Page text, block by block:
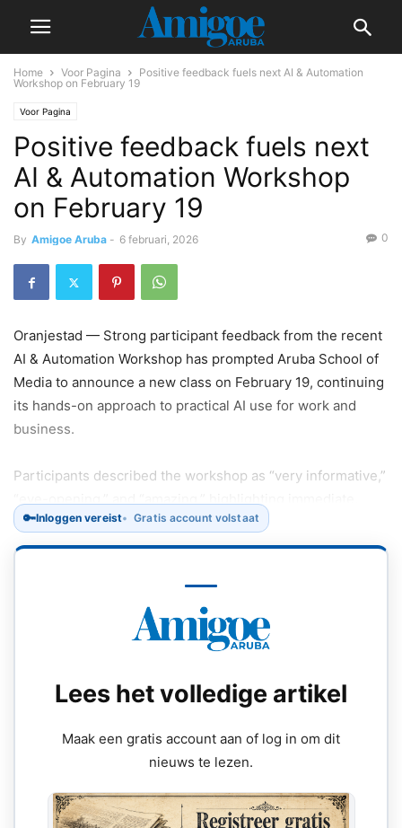
Home Voor Pagina
Positive feedback fuels next AI & Automation
Workshop on February 19
Voor Pagina
Positive feedback fuels next
AI & Automation Workshop
on February 19
By Amigoe Aruba - 6 februari, 2026 0
Oranjestad — Strong participant feedback from the recent
AI & Automation Workshop has prompted Aruba School of
Media to announce a new class on February 19, continuing
its hands-on approach to practical AI use for work and
business.
Participants described the workshop as “very informative,”
real-world impact rather than theory.
🔑Inloggen vereist Gratis account volstaat
Lees het volledige artikel
Maak een gratis account aan of log in om dit
nieuws te lezen.